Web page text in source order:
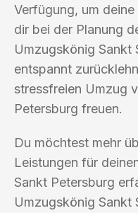
Verfügung, um
dir bei der Planung
Umzugskönig Sankt
entspannt
stressfreien Umzug
Petersburg freuen.
Du möchtest mehr
Leistungen für
Sankt Petersburg
Umzugskönig Sankt